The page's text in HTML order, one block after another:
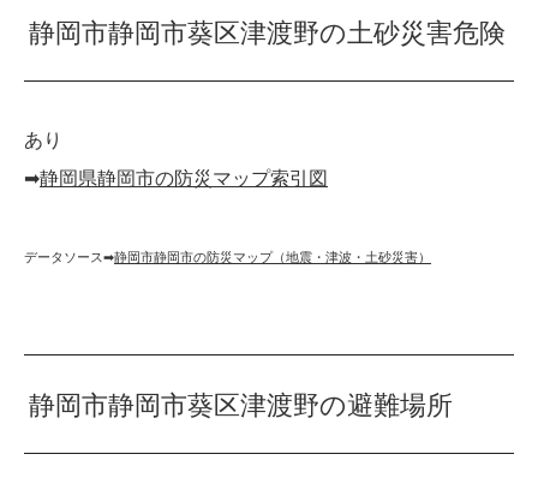
静岡市静岡市葵区津渡野の土砂災害危険
あり
➡︎静岡県静岡市の防災マップ索引図
データソース➡︎静岡市静岡市の防災マップ（地震・津波・土砂災害）
静岡市静岡市葵区津渡野の避難場所